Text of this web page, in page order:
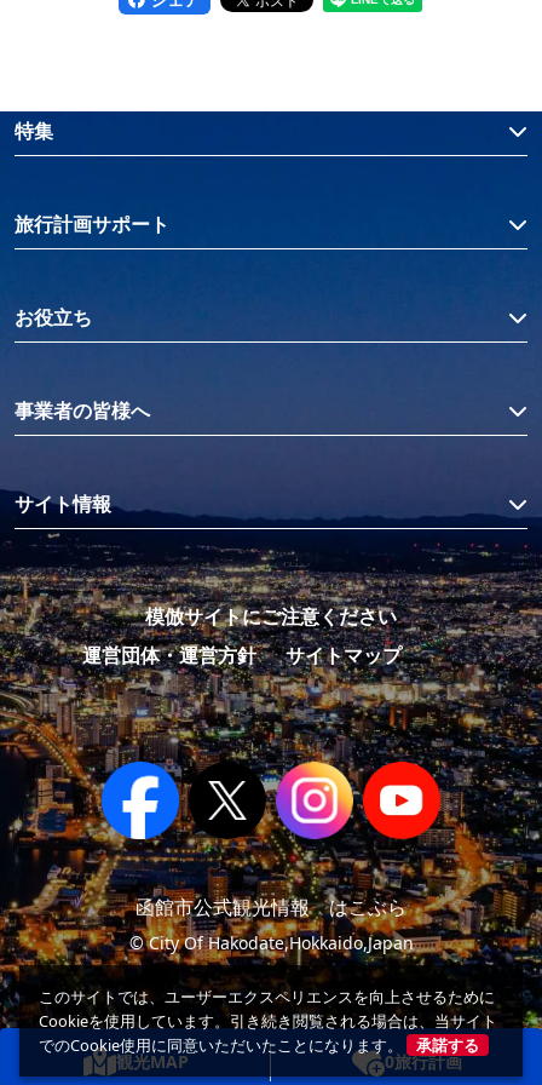
観光MAP 0旅行計画
特集
旅行計画サポート
お役立ち
事業者の皆様へ
サイト情報
模倣サイトにご注意ください
運営団体・運営方針
サイトマップ
函館市公式観光情報 はこぶら
© City Of Hakodate,Hokkaido,Japan
このサイトでは、ユーザーエクスペリエンスを向上させるために
Cookieを使用しています。引き続き閲覧される場合は、当サイト
でのCookie使用に同意いただいたことになります。
承諾する